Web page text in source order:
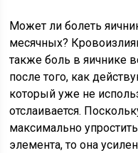
Может ли болеть
месячных?
также боль в яичнике
после того, как
который уже не
отслаивается.
максимально
элемента, то она